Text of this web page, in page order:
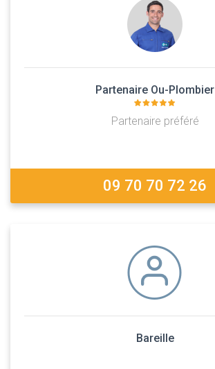
Partenaire Ou-Plombier
Partenaire préféré
09 70 70 72 26
Bareille